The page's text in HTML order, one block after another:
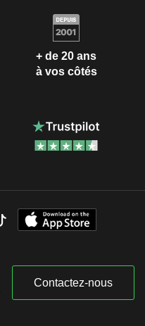
+ de 20 ans
à vos côtés
Contactez-nous